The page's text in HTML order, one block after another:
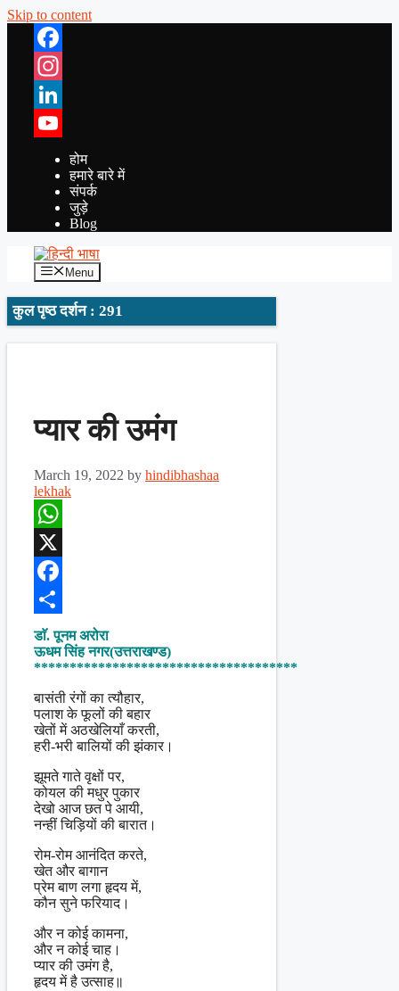
Skip to content
Facebook
Instagram
LinkedIn
YouTube
होम
हमारे बारे में
संपर्क
जुड़े
Blog
Menu
कुल पृष्ठ दर्शन : 291
प्यार की उमंग
March 19, 2022 by hindibhashaa
lekhak
WhatsApp
X
Facebook
Share
डाॅ. पूनम अरोरा
ऊधम सिंह नगर(उत्तराखण्ड)
*************************************
बासंती रंगों का त्यौहार,
पलाश के फूलों की बहार
खेतों में अठखेलियाँ करती,
हरी-भरी बालियों की झंकार।
झूमते गाते वृक्षों पर,
कोयल की मधुर पुकार
देखो आज छत पे आयी,
नन्हीं चिड़ियों की बारात।
रोम-रोम आनंदित करते,
खेत और बागान
प्रेम बाण लगा हृदय में,
कौन सुने फरियाद।
और न कोई कामना,
और न कोई चाह।
प्यार की उमंग है,
हृदय में है उत्साह॥